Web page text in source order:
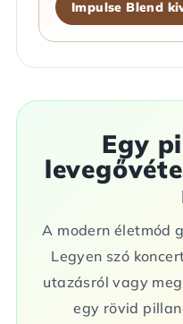
Impulse Blend
Egy
A modern életmód
Legyen szó
utazásról vagy
egy rövid